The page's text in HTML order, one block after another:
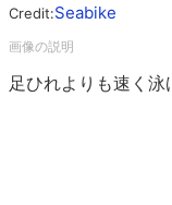
Credit:Seabike
足ひれよりも速く